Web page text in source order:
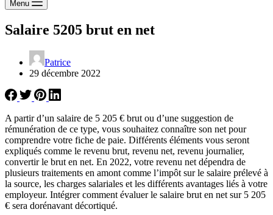
Menu
Salaire 5205 brut en net
Patrice
29 décembre 2022
A partir d’un salaire de 5 205 € brut ou d’une suggestion de
rémunération de ce type, vous souhaitez connaître son net pour
comprendre votre fiche de paie. Différents éléments vous seront
expliqués comme le revenu brut, revenu net, revenu journalier,
convertir le brut en net. En 2022, votre revenu net dépendra de
plusieurs traitements en amont comme l’impôt sur le salaire prélevé à
la source, les charges salariales et les différents avantages liés à votre
employeur. Intégrer comment évaluer le salaire brut en net sur 5 205
€ sera dorénavant décortiqué.